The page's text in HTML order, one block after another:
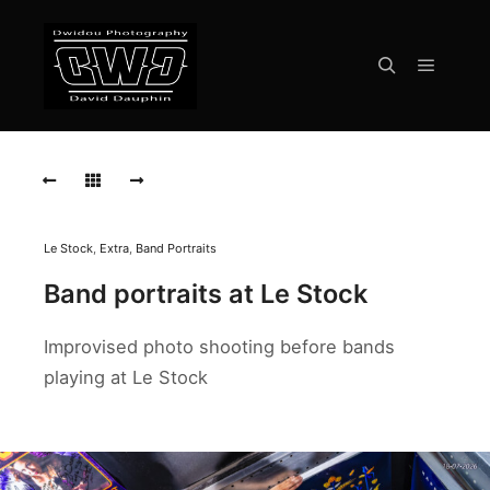
Mennecy
Petite-
07-
04-
Le Stock, Extra, Band Portraits
Band portraits at Le Stock
Improvised photo shooting before bands
playing at Le Stock